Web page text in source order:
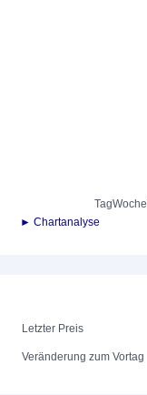
TagWoche
► Chartanalyse
Letzter Preis
Veränderung zum Vortag